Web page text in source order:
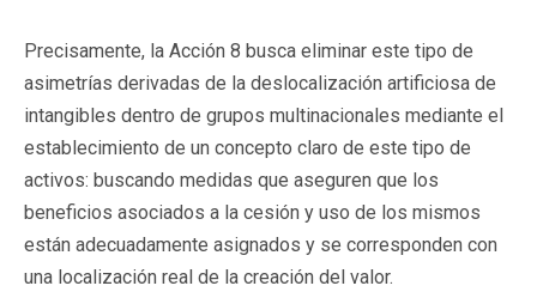
Precisamente, la Acción 8 busca eliminar este tipo de
asimetrías derivadas de la deslocalización artificiosa de
intangibles dentro de grupos multinacionales mediante el
establecimiento de un concepto claro de este tipo de
activos: buscando medidas que aseguren que los
beneficios asociados a la cesión y uso de los mismos
están adecuadamente asignados y se corresponden con
una localización real de la creación del valor.